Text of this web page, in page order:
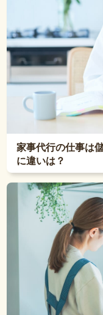
家事代行の仕事は
に違いは？